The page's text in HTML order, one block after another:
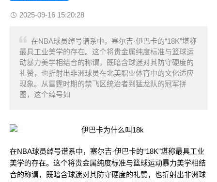
2025-09-16 15:20:28
在NBA球员绰号谱系中，塞尔吉·伊巴卡的“18K”堪称
最具工业美学的存在。这个将贵金属纯度标准与篮球运
动暴力美学相结合的称谓，既暗含球迷对其防守硬度的
礼赞，也折射出非洲球员在北美职业体育中的文化适应
现象。从雷霆时期的禁飞区统治者到猛龙队的冠军拼
图，这个绰号如
在NBA球员绰号谱系中，塞尔吉·伊巴卡的“18K”堪称最具工业
美学的存在。这个将贵金属纯度标准与篮球运动暴力美学相结
合的称谓，既暗含球迷对其防守硬度的礼赞，也折射出非洲球